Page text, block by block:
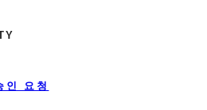
인 요청